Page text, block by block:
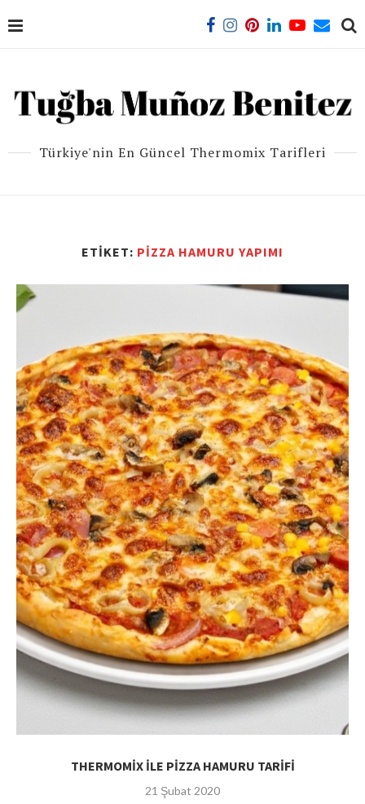
Türkiye'nin En Güncel Thermomix Tarifleri
ETIKET: PIZZA HAMURU YAPIMI
THERMOMİX İLE PİZZA HAMURU TARİFİ
21 Şubat 2020